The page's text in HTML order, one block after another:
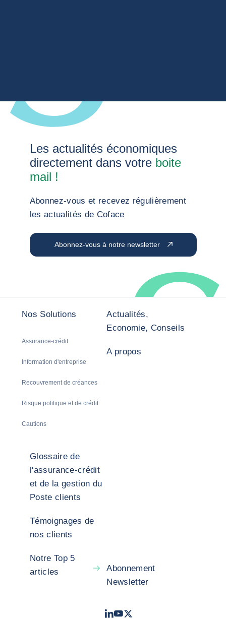
Les actualités économiques
directement dans votre boite
mail !
Abonnez-vous et recevez régulièrement
les actualités de Coface
Abonnez-vous à notre newsletter
Nos Solutions
Assurance-crédit
Information d'entreprise
Recouvrement de créances
Risque politique et de crédit
Cautions
Actualités,
Economie, Conseils
A propos
Glossaire de
l'assurance-crédit
et de la gestion du
Poste clients
Témoignages de
nos clients
Notre Top 5
articles
Abonnement
Newsletter
LinkedIn
Youtube
X - Twitter